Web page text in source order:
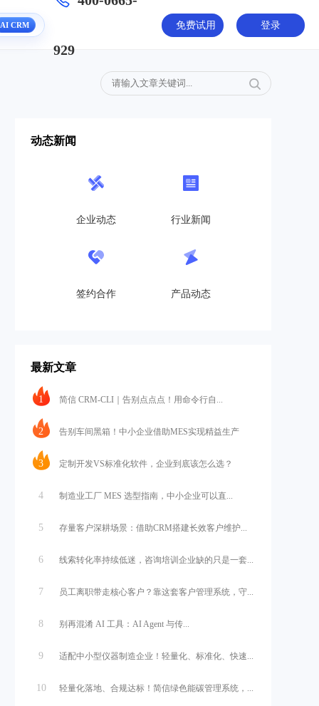
AI CRM
929
免费试用 登录
动态新闻
企业动态 行业新闻
签约合作 产品动态
最新文章
1 简信 CRM-CLI｜告别点点点！用命令行自...
2 告别车间黑箱！中小企业借助MES实现精益生产
3 定制开发VS标准化软件，企业到底该怎么选？
4 制造业工厂 MES 选型指南，中小企业可以直...
5 存量客户深耕场景：借助CRM搭建长效客户维护...
6 线索转化率持续低迷，咨询培训企业缺的只是一套...
7 员工离职带走核心客户？靠这套客户管理系统，守...
8 别再混淆 AI 工具：AI Agent 与传...
9 适配中小型仪器制造企业！轻量化、标准化、快速...
10 轻量化落地、合规达标！简信绿色能碳管理系统，...